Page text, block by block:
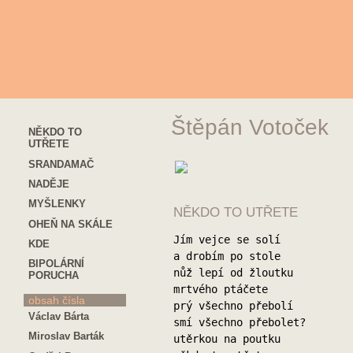
NĚKDO TO
UTŘETE
SRANDAMAČ
NADĚJE
MYŠLENKY
OHEŇ NA SKÁLE
KDE
BIPOLÁRNÍ
PORUCHA
obsah čísla
Václav Bárta
Miroslav Barták
Štěpán Votoček
NĚKDO TO UTŘETE
Jím vejce se solí
a drobím po stole
nůž lepí od žloutku
mrtvého ptáčete
prý všechno přebolí
smí všechno přebolet?
utěrkou na poutku